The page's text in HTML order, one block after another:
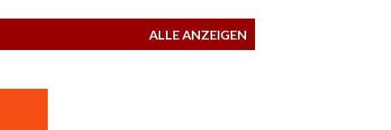
ALLE ANZEIGEN